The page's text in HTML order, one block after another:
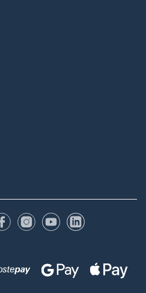
FacebookInstagram
YouTubeLinkedIn